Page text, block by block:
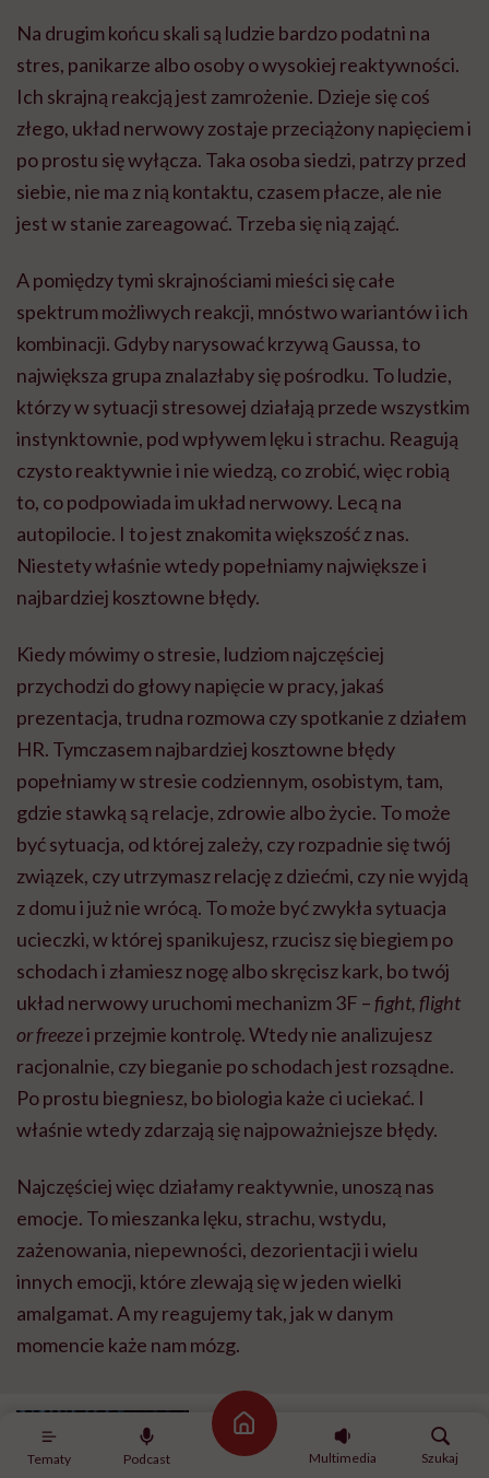
Tematy Podcast
Strona główna
Multimedia
Szukaj
Na drugim końcu skali są ludzie bardzo podatni na
stres, panikarze albo osoby o wysokiej reaktywności.
Ich skrajną reakcją jest zamrożenie. Dzieje się coś
złego, układ nerwowy zostaje przeciążony napięciem i
po prostu się wyłącza. Taka osoba siedzi, patrzy przed
siebie, nie ma z nią kontaktu, czasem płacze, ale nie
jest w stanie zareagować. Trzeba się nią zająć.
A pomiędzy tymi skrajnościami mieści się całe
spektrum możliwych reakcji, mnóstwo wariantów i ich
kombinacji. Gdyby narysować krzywą Gaussa, to
największa grupa znalazłaby się pośrodku. To ludzie,
którzy w sytuacji stresowej działają przede wszystkim
instynktownie, pod wpływem lęku i strachu. Reagują
czysto reaktywnie i nie wiedzą, co zrobić, więc robią
to, co podpowiada im układ nerwowy. Lecą na
autopilocie. I to jest znakomita większość z nas.
Niestety właśnie wtedy popełniamy największe i
najbardziej kosztowne błędy.
Kiedy mówimy o stresie, ludziom najczęściej
przychodzi do głowy napięcie w pracy, jakaś
prezentacja, trudna rozmowa czy spotkanie z działem
HR. Tymczasem najbardziej kosztowne błędy
popełniamy w stresie codziennym, osobistym, tam,
gdzie stawką są relacje, zdrowie albo życie. To może
być sytuacja, od której zależy, czy rozpadnie się twój
związek, czy utrzymasz relację z dziećmi, czy nie wyjdą
z domu i już nie wrócą. To może być zwykła sytuacja
ucieczki, w której spanikujesz, rzucisz się biegiem po
schodach i złamiesz nogę albo skręcisz kark, bo twój
układ nerwowy uruchomi mechanizm 3F –fight, flight
or freezei przejmie kontrolę. Wtedy nie analizujesz
racjonalnie, czy bieganie po schodach jest rozsądne.
Po prostu biegniesz, bo biologia każe ci uciekać. I
właśnie wtedy zdarzają się najpoważniejsze błędy.
Najczęściej więc działamy reaktywnie, unoszą nas
emocje. To mieszanka lęku, strachu, wstydu,
zażenowania, niepewności, dezorientacji i wielu
innych emocji, które zlewają się w jeden wielki
amalgamat. A my reagujemy tak, jak w danym
momencie każe nam mózg.
POLECAMY
Arkadiusz Lorenc: „Nie ma
społecznej dyskusji o lęku”